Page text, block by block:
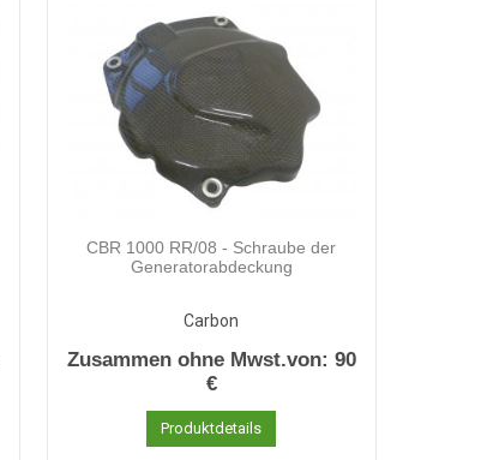
CBR 1000 RR/08 - Schraube der
Generatorabdeckung
Carbon
Zusammen ohne Mwst.von: 90
€
Produktdetails